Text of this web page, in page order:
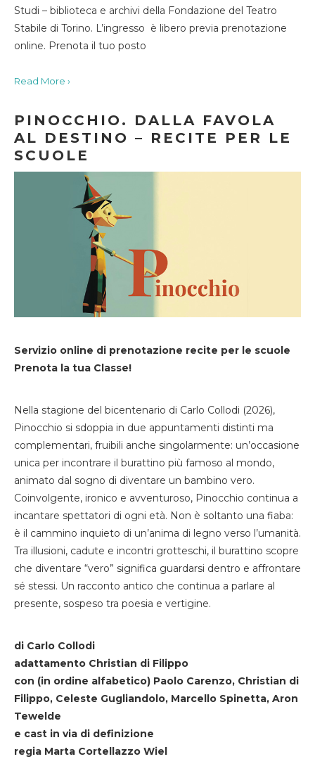
Studi – biblioteca e archivi della Fondazione del Teatro
Stabile di Torino. L’ingresso è libero previa prenotazione
online. Prenota il tuo posto
Read More ›
PINOCCHIO. DALLA FAVOLA
AL DESTINO – RECITE PER LE
SCUOLE
Servizio online di prenotazione recite per le scuole
Prenota la tua Classe!
Nella stagione del bicentenario di Carlo Collodi (2026),
Pinocchio si sdoppia in due appuntamenti distinti ma
complementari, fruibili anche singolarmente: un’occasione
unica per incontrare il burattino più famoso al mondo,
animato dal sogno di diventare un bambino vero.
Coinvolgente, ironico e avventuroso, Pinocchio continua a
incantare spettatori di ogni età. Non è soltanto una fiaba:
è il cammino inquieto di un’anima di legno verso l’umanità.
Tra illusioni, cadute e incontri grotteschi, il burattino scopre
che diventare “vero” significa guardarsi dentro e affrontare
sé stessi. Un racconto antico che continua a parlare al
presente, sospeso tra poesia e vertigine.
di Carlo Collodi
adattamento Christian di Filippo
con (in ordine alfabetico) Paolo Carenzo, Christian di
Filippo, Celeste Gugliandolo, Marcello Spinetta, Aron
Tewelde
e cast in via di definizione
regia Marta Cortellazzo Wiel